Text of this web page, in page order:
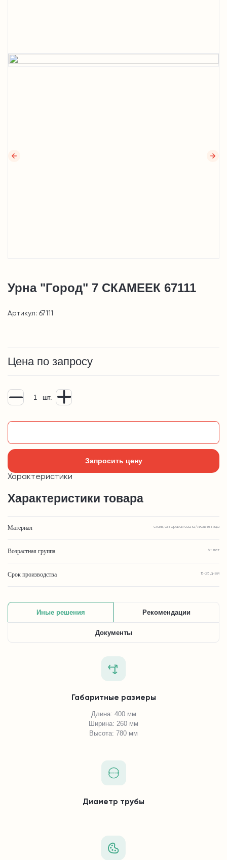
Урна "Город" 7 СКАМЕЕК 67111
Артикул: 67111
Цена по запросу
шт.
Запросить цену
Характеристики
Характеристики товара
Материал сталь, ангарская сосна/лиственница
Возрастная группа 6+ лет
Срок производства 15-25 дней
Иные решения Рекомендации
Документы
Габаритные размеры
Длина: 400 мм
Ширина: 260 мм
Высота: 780 мм
Диаметр трубы